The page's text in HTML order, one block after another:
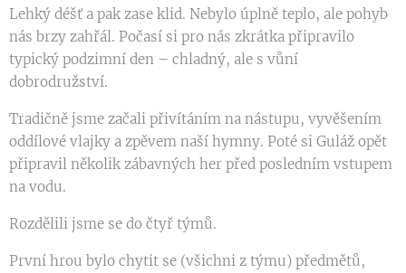
Lehký déšť a pak zase klid. Nebylo úplně teplo, ale pohyb
nás brzy zahřál. Počasí si pro nás zkrátka připravilo
typický podzimní den – chladný, ale s vůní
dobrodružství.
Tradičně jsme začali přivítáním na nástupu, vyvěšením
oddílové vlajky a zpěvem naší hymny. Poté si Guláž opět
připravil několik zábavných her před posledním vstupem
na vodu.
Rozdělili jsme se do čtyř týmů.
První hrou bylo chytit se (všichni z týmu) předmětů,